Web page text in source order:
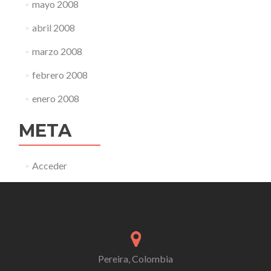
mayo 2008
abril 2008
marzo 2008
febrero 2008
enero 2008
META
Acceder
Pereira, Colombia